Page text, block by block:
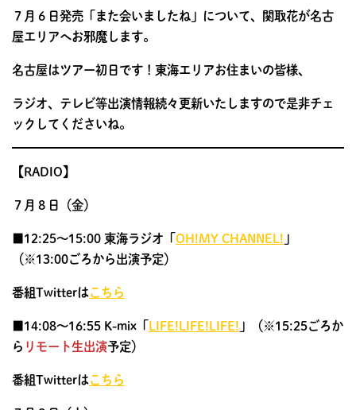
７月６日発売「また会いましたね」について、関取花が名古
屋エリアへお邪魔します。
名古屋はツアー初日です！東海エリアお住まいの皆様、
ラジオ、テレビ等出演情報続々更新いたしますので是非チェ
ックしてくださいね。
【RADIO】
７月８日（金）
■12:25〜15:00 東海ラジオ「OH!MY CHANNEL! 」
（※13:00ごろから出演予定）
番組Twitterはこちら
■14:08〜16:55 K-mix「LIFE!LIFE!LIFE! 」（※15:25ごろか
ら リモート生出演予定）
番組Twitterはこちら